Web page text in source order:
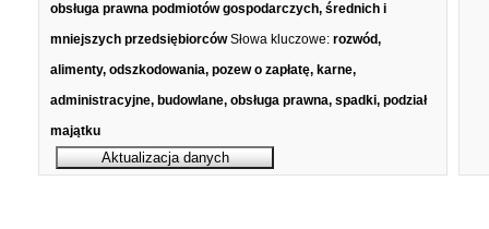
obsługa prawna podmiotów gospodarczych, średnich i
mniejszych przedsiębiorców Słowa kluczowe: rozwód,
alimenty, odszkodowania, pozew o zapłatę, karne,
administracyjne, budowlane, obsługa prawna, spadki, podział
majątku